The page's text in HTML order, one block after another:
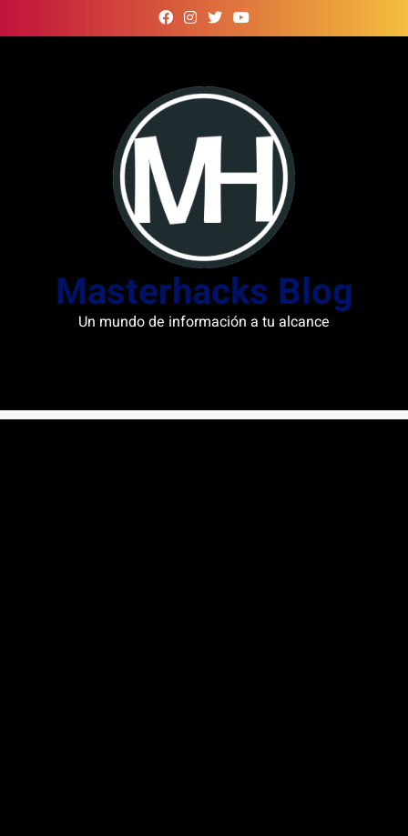
to
Masterhacks Blog
Un mundo de información a tu alcance